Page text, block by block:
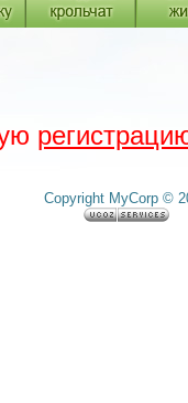
Copyright MyCorp ©